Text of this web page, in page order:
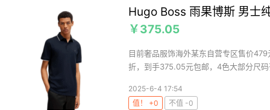
Hugo Boss 雨果博斯 男士
￥375.05
目前奢品服饰海外某东自营专区售价
折，到手375.05元包邮，4色大部分尺
2025-6-4 17:54
值！ +0
不值 -0